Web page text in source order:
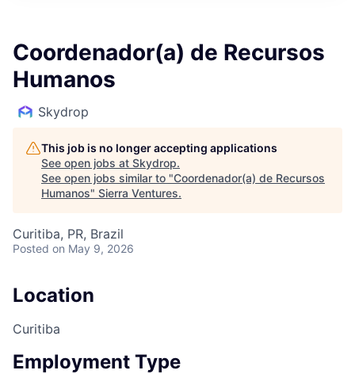
Coordenador(a) de Recursos
Humanos
Skydrop
This job is no longer accepting applications
See open jobs at Skydrop.
See open jobs similar to "Coordenador(a) de Recursos
Humanos" Sierra Ventures.
Curitiba, PR, Brazil
Posted on May 9, 2026
Location
Curitiba
Employment Type